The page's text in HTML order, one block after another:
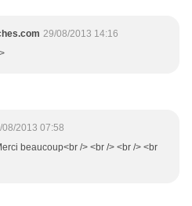
29/08/2013 14:16
08/2013 07:58
beaucoup<br /> <br /> <br /> <br